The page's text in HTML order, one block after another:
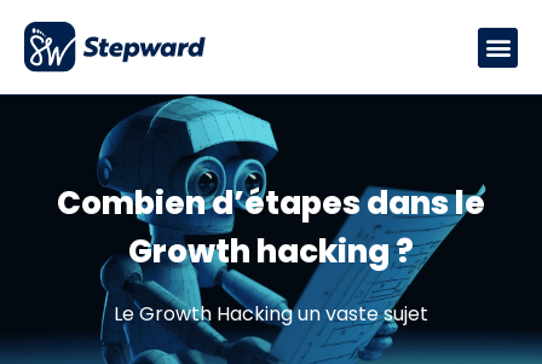
Combien d’étapes dans le
Growth hacking ?
Le Growth Hacking un vaste sujet